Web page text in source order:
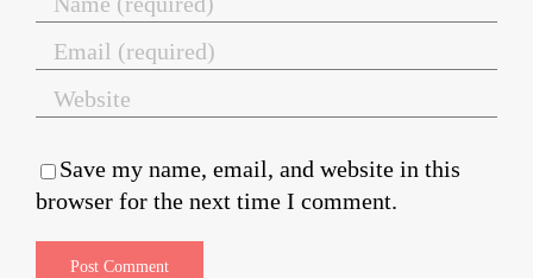
Save my name, email, and website in this
browser for the next time I comment.